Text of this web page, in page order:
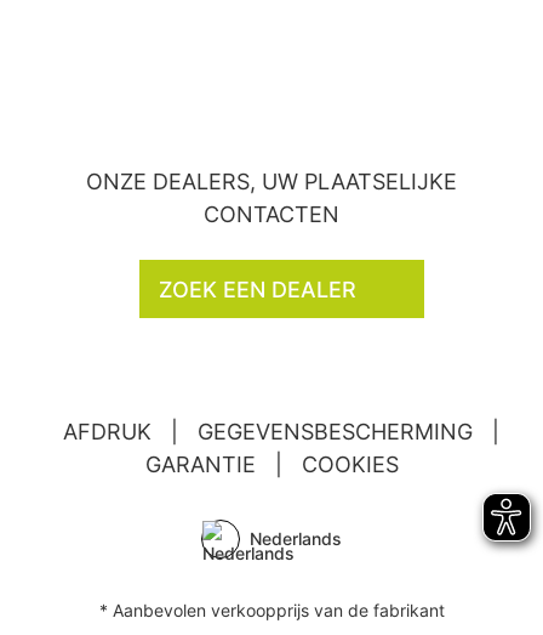
ONZE DEALERS, UW PLAATSELIJKE
CONTACTEN
ZOEK EEN DEALER
AFDRUK GEGEVENSBESCHERMING
GARANTIE
COOKIES
Nederlands
* Aanbevolen verkoopprijs van de fabrikant